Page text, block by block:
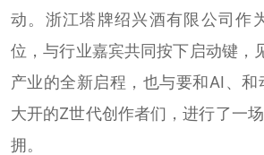
动。浙江塔牌绍兴酒有限公司作
位，与行业嘉宾共同按下启动键，
产业的全新启程，也与要和AI、和
大开的Z世代创作者们，进行了一
拥。